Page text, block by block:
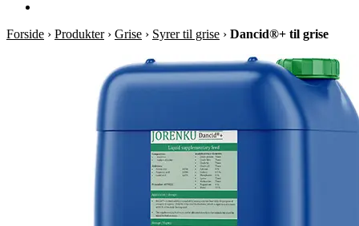
Forside › Produkter› Grise › Syrer til grise › Dancid®+ til grise